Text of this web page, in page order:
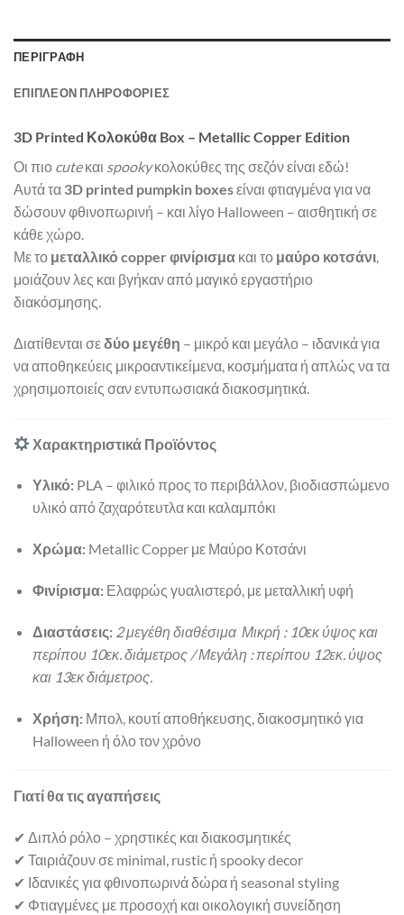
ΠΕΡΙΓΡΑΦΉ
ΕΠΙΠΛΈΟΝ ΠΛΗΡΟΦΟΡΊΕΣ
3D Printed Κολοκύθα Box – Metallic Copper Edition
Οι πιο cuteκαι spookyκολοκύθες της σεζόν είναι εδώ!
Αυτά τα 3D printed pumpkin boxesείναι φτιαγμένα για να
δώσουν φθινοπωρινή – και λίγο Halloween – αισθητική σε
κάθε χώρο.
Με το μεταλλικό copper φινίρισμα και το μαύρο κοτσάνι,
μοιάζουν λες και βγήκαν από μαγικό εργαστήριο
διακόσμησης.
Διατίθενται σεδύο μεγέθη – μικρό και μεγάλο – ιδανικά για
να αποθηκεύεις μικροαντικείμενα, κοσμήματα ή απλώς να τα
χρησιμοποιείς σαν εντυπωσιακά διακοσμητικά.
Χαρακτηριστικά Προϊόντος
Υλικό:PLA – φιλικό προς το περιβάλλον, βιοδιασπώμενο
υλικό από ζαχαρότευτλα και καλαμπόκι
Χρώμα:Metallic Copper με Μαύρο Κοτσάνι
Φινίρισμα:Ελαφρώς γυαλιστερό, με μεταλλική υφή
Διαστάσεις: 2 μεγέθη διαθέσιμα Μικρή : 10εκ ύψος και
περίπου 10εκ. διάμετρος / Μεγάλη : περίπου 12εκ. ύψος
και 13εκ διάμετρος.
Χρήση:Μπολ, κουτί αποθήκευσης, διακοσμητικό για
Halloween ή όλο τον χρόνο
Γιατί θα τις αγαπήσεις
✔ Διπλό ρόλο – χρηστικές και διακοσμητικές
✔ Ταιριάζουν σε minimal, rustic ή spooky decor
✔ Ιδανικές για φθινοπωρινά δώρα ή seasonal styling
✔ Φτιαγμένες με προσοχή και οικολογική συνείδηση